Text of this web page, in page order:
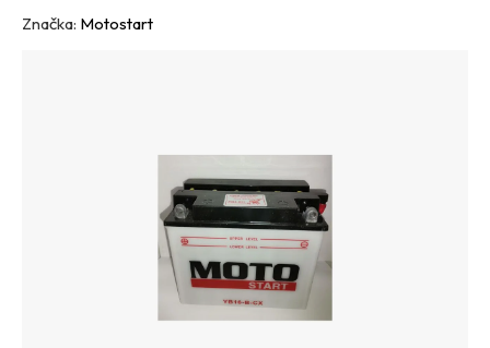
Značka: Motostart